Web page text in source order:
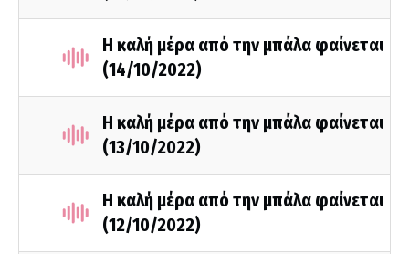
Η καλή μέρα από την μπάλα φαίνεται
(14/10/2022)
Η καλή μέρα από την μπάλα φαίνεται
(13/10/2022)
Η καλή μέρα από την μπάλα φαίνεται
(12/10/2022)